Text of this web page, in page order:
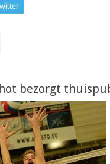
bezorgt